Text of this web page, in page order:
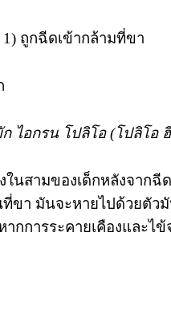
1) ถูกฉีดเข้ากล้ามที่ขา
ไอกรน โปลิโอ (โปลิโ
นสามของเด็กหลังจากฉี
า มันจะหายไปด้วยตัว
ากการระคายเคืองและ